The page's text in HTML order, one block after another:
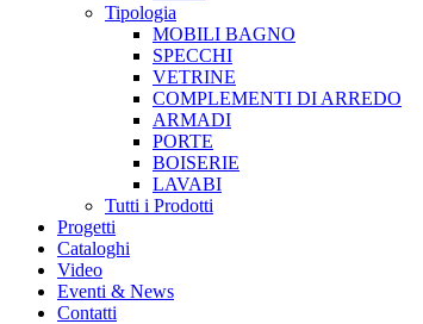
Tipologia
MOBILI BAGNO
SPECCHI
VETRINE
COMPLEMENTI DI ARREDO
ARMADI
PORTE
BOISERIE
LAVABI
Tutti i Prodotti
Progetti
Cataloghi
Video
Eventi & News
Contatti